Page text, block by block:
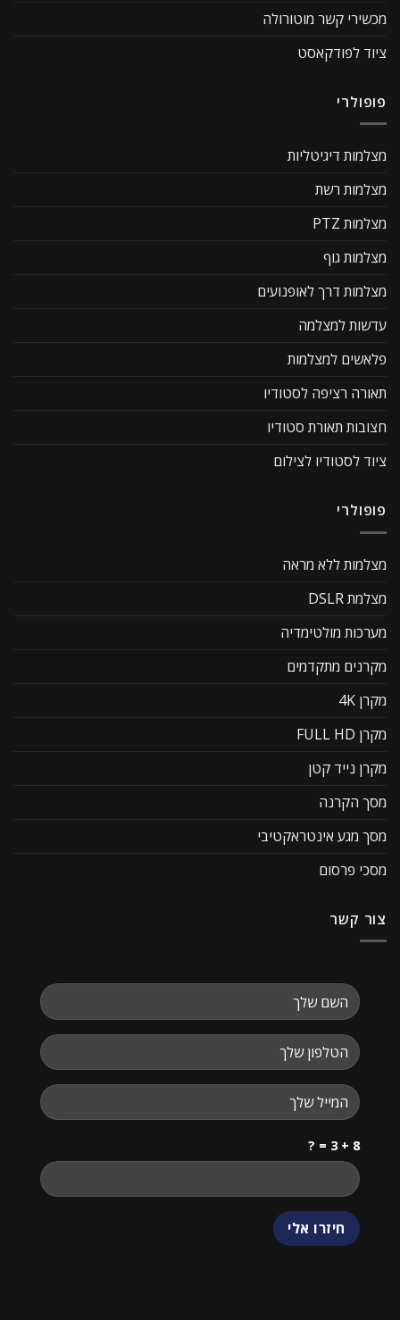
מכשירי קשר מוטורולה
ציוד לפודקאסט
פופולרי
מצלמות דיגיטליות
מצלמות רשת
מצלמות PTZ
מצלמות גוף
מצלמות דרך לאופנועים
עדשות למצלמה
פלאשים למצלמות
תאורה רציפה לסטודיו
חצובות תאורת סטודיו
ציוד לסטודיו לצילום
פופולרי
מצלמות ללא מראה
מצלמת DSLR
מערכות מולטימדיה
מקרנים מתקדמים
מקרן 4K
מקרן FULL HD
מקרן נייד קטן
מסך הקרנה
מסך מגע אינטראקטיבי
מסכי פרסום
צור קשר
8 + 3 = ?